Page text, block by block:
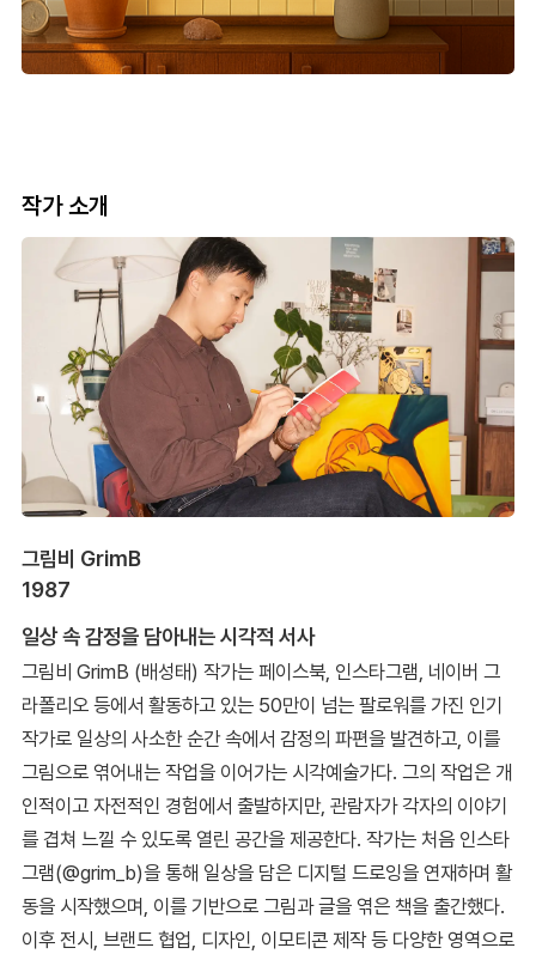
작가 소개
그림비 GrimB
1987
일상 속 감정을 담아내는 시각적 서사
그림비 GrimB (배성태) 작가는 페이스북, 인스타그램, 네이버 그
라폴리오 등에서 활동하고 있는 50만이 넘는 팔로워를 가진 인기
작가로 일상의 사소한 순간 속에서 감정의 파편을 발견하고, 이를
그림으로 엮어내는 작업을 이어가는 시각예술가다. 그의 작업은 개
인적이고 자전적인 경험에서 출발하지만, 관람자가 각자의 이야기
를 겹쳐 느낄 수 있도록 열린 공간을 제공한다. 작가는 처음 인스타
그램(@grim_b)을 통해 일상을 담은 디지털 드로잉을 연재하며 활
동을 시작했으며, 이를 기반으로 그림과 글을 엮은 책을 출간했다.
이후 전시, 브랜드 협업, 디자인, 이모티콘 제작 등 다양한 영역으로